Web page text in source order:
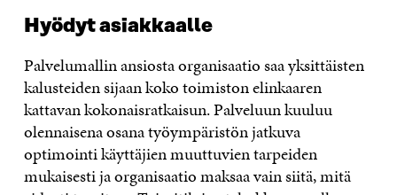
Hyödyt asiakkaalle
Palvelumallin ansiosta organisaatio saa yksittäisten
kalusteiden sijaan koko toimiston elinkaaren
kattavan kokonaisratkaisun. Palveluun kuuluu
olennaisena osana työympäristön jatkuva
optimointi käyttäjien muuttuvien tarpeiden
mukaisesti ja organisaatio maksaa vain siitä, mitä